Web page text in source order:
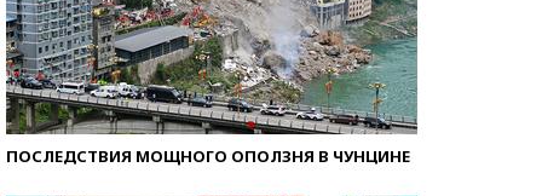
ПОСЛЕДСТВИЯ МОЩНОГО ОПОЛЗНЯ В ЧУНЦИНЕ